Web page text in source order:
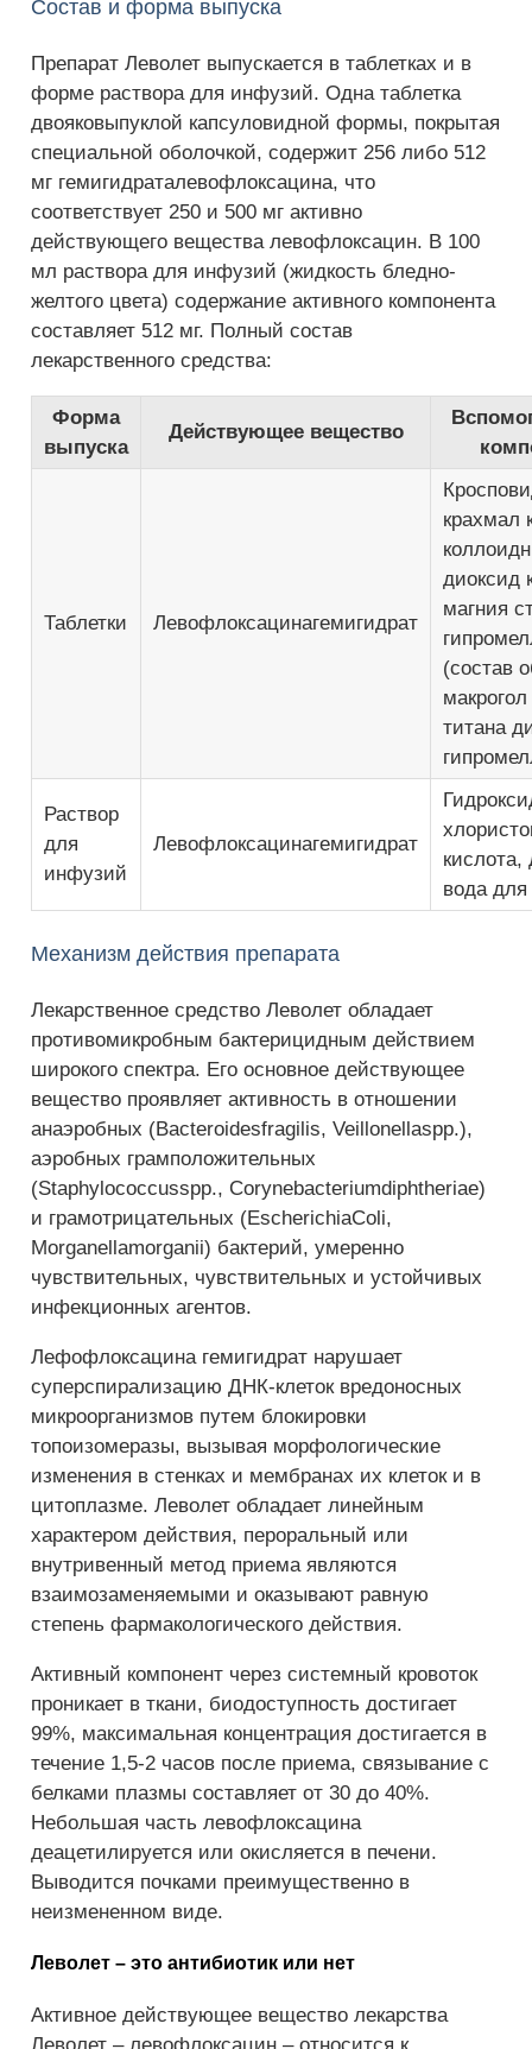
Состав и форма выпуска
Препарат Леволет выпускается в таблетках и в
форме раствора для инфузий. Одна таблетка
двояковыпуклой капсуловидной формы, покрытая
специальной оболочкой, содержит 256 либо 512
мг гемигидраталевофлоксацина, что
соответствует 250 и 500 мг активно
действующего вещества левофлоксацин. В 100
мл раствора для инфузий (жидкость бледно-
желтого цвета) содержание активного компонента
составляет 512 мг. Полный состав
лекарственного средства:
Форма
выпуска
Действующее вещество
Таблетки Левофлоксацинагемигидрат
крахмал
диоксид
магния
(состав
титана
Раствор
для
инфузий
Левофлоксацинагемигидрат
кислота,
вода
Механизм действия препарата
Лекарственное средство Леволет обладает
противомикробным бактерицидным действием
широкого спектра. Его основное действующее
вещество проявляет активность в отношении
анаэробных (Bacteroidesfragilis, Veillonellaspp.),
аэробных грамположительных
(Staphylococcusspp., Corynebacteriumdiphtheriaе)
и грамотрицательных (EscherichiaColi,
Morganellamorganii) бактерий, умеренно
чувствительных, чувствительных и устойчивых
инфекционных агентов.
Лефофлоксацина гемигидрат нарушает
суперспирализацию ДНК-клеток вредоносных
микроорганизмов путем блокировки
топоизомеразы, вызывая морфологические
изменения в стенках и мембранах их клеток и в
цитоплазме. Леволет обладает линейным
характером действия, пероральный или
внутривенный метод приема являются
взаимозаменяемыми и оказывают равную
степень фармакологического действия.
Активный компонент через системный кровоток
проникает в ткани, биодоступность достигает
99%, максимальная концентрация достигается в
течение 1,5-2 часов после приема, связывание с
белками плазмы составляет от 30 до 40%.
Небольшая часть левофлоксацина
деацетилируется или окисляется в печени.
Выводится почками преимущественно в
неизмененном виде.
Леволет – это антибиотик или нет
Активное действующее вещество лекарства
Леволет – левофлоксацин – относится к